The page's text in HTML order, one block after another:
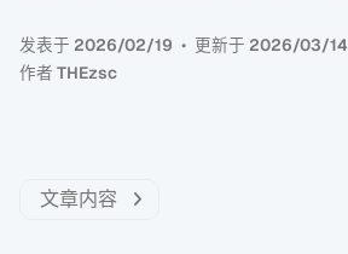
发表于 2026/02/19 更新于 2026/03/14
作者 THEzsc
文章内容